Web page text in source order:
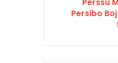
Persibo